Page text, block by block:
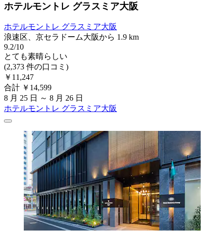
ホテルモントレ グラスミア大阪
ホテルモントレ グラスミア大阪
浪速区、京セラドーム大阪から 1.9 km
9.2/10
とても素晴らしい
(2,373 件の口コミ)
￥11,247
合計 ￥14,599
8 月 25 日 ～ 8 月 26 日
ホテルモントレ グラスミア大阪